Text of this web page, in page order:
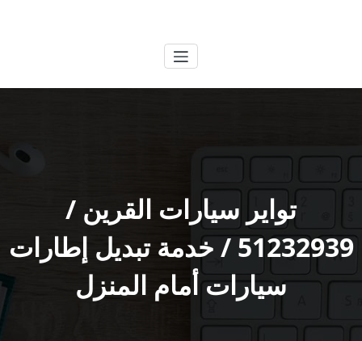
تواير سيارات القرين /
51232939‬ / خدمة تبديل إطارات
سيارات أمام المنزل